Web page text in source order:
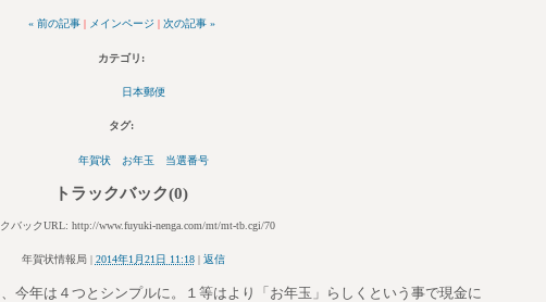
« 前の記事| メインページ 次の記事 »
カテゴリ :
日本郵便
タグ:
年賀状 お年玉 当選番号
トラックバック(0)
クバックURL: http://www.fuyuki-nenga.com/mt/mt-tb.cgi/70
年賀状情報局| 2014年1月21日 11:18| 返信
今年は４つとシンプルに。１等はより「お年玉」らしくという事で現金に